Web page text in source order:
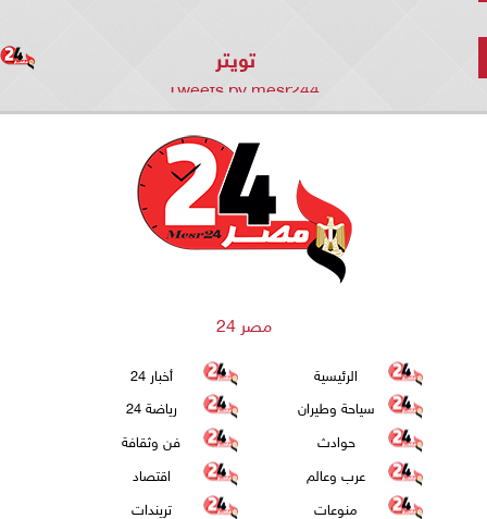
تويتر
Tweets by mesr244
مصر 24
الرئيسية
أخبار 24
سياحة وطيران
رياضة 24
حوادث
فن وثقافة
عرب وعالم
اقتصاد
منوعات
تريندات